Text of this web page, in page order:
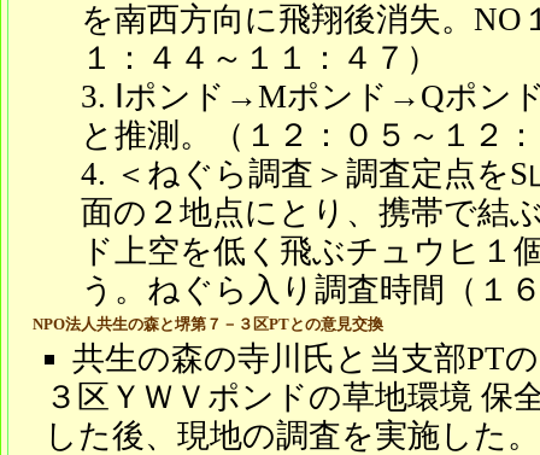
を南西方向に飛翔後消失。NO
１：４４～１１：４７）
Ⅰポンド→Mポンド→Qポン
と推測。（１２：０５～１２
＜ねぐら調査＞調査定点を
面の２地点にとり、携帯で結
ド上空を低く飛ぶチュウヒ１
う。ねぐら入り調査時間（１
NPO法人共生の森と堺第７－３区PTとの意見交換
共生の森の寺川氏と当支部PT
３区ＹＷＶポンドの草地環境 保
した後、現地の調査を実施した。